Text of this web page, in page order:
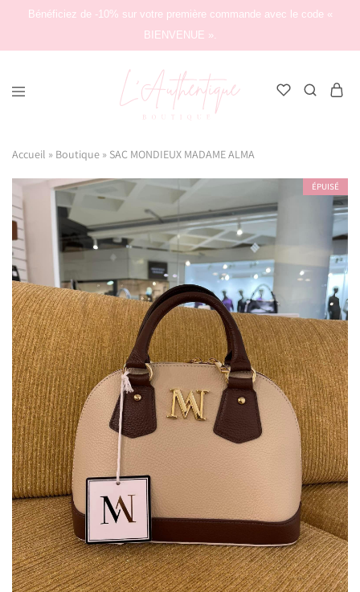
Bénéficiez de -10% sur votre première commande avec le code «
BIENVENUE ».
Accueil » Boutique » SAC MONDIEUX MADAME ALMA
ÉPUISÉ